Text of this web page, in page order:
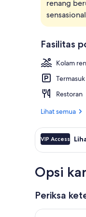
renang
Fasilitas
Kolam
Restoran
Lihat semua
VIP Access
Opsi
Periksa
Periksa